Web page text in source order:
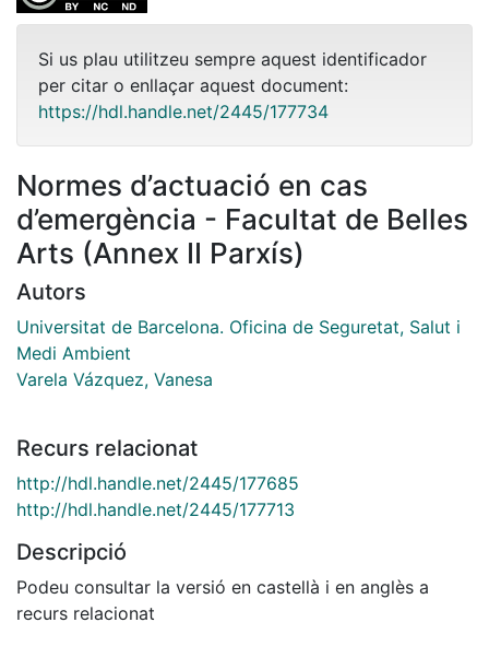
Si us plau utilitzeu sempre aquest identificador
per citar o enllaçar aquest document:
https://hdl.handle.net/2445/177734
Normes d’actuació en cas
d’emergència - Facultat de Belles
Arts (Annex II Parxís)
Autors
Universitat de Barcelona. Oficina de Seguretat, Salut i
Medi Ambient
Varela Vázquez, Vanesa
Recurs relacionat
http://hdl.handle.net/2445/177685
http://hdl.handle.net/2445/177713
Descripció
Podeu consultar la versió en castellà i en anglès a
recurs relacionat